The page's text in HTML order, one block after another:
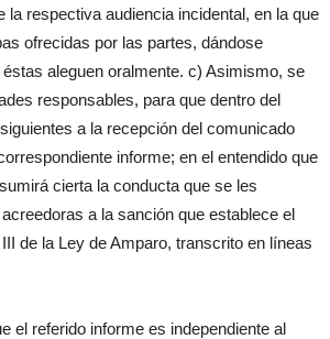
la respectiva audiencia incidental, en la que
ofrecidas por las partes, dándose
aleguen oralmente. c) Asimismo, se
responsables, para que dentro del
a la recepción del comunicado
informe; en el entendido que
cierta la conducta que se les
a la sanción que establece el
de la Ley de Amparo, transcrito en líneas
el referido informe es independiente al